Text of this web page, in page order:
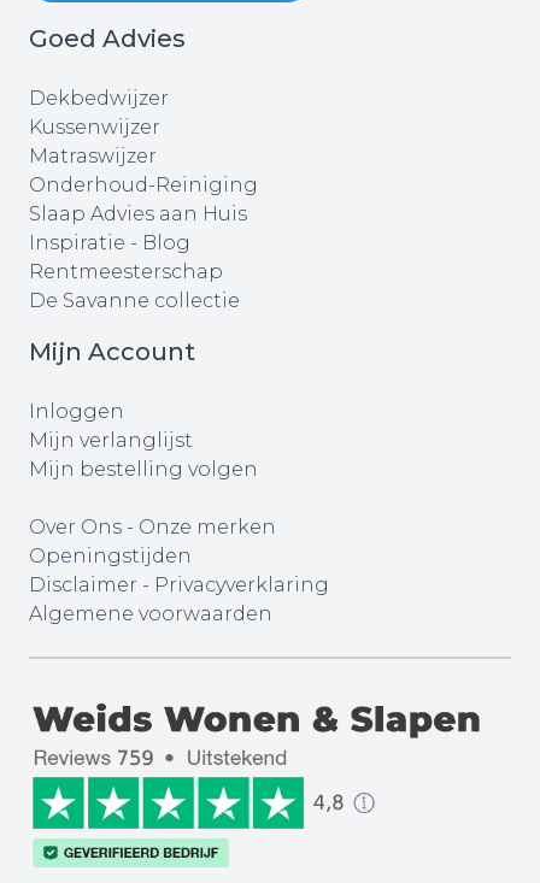
Goed Advies
Dekbedwijzer
Kussenwijzer
Matraswijzer
Onderhoud-Reiniging
Slaap Advies aan Huis
Inspiratie - Blog
Rentmeesterschap
De Savanne collectie
Mijn Account
Inloggen
Mijn verlanglijst
Mijn bestelling volgen
Over Ons - Onze merken
Openingstijden
Disclaimer - Privacyverklaring
Algemene voorwaarden